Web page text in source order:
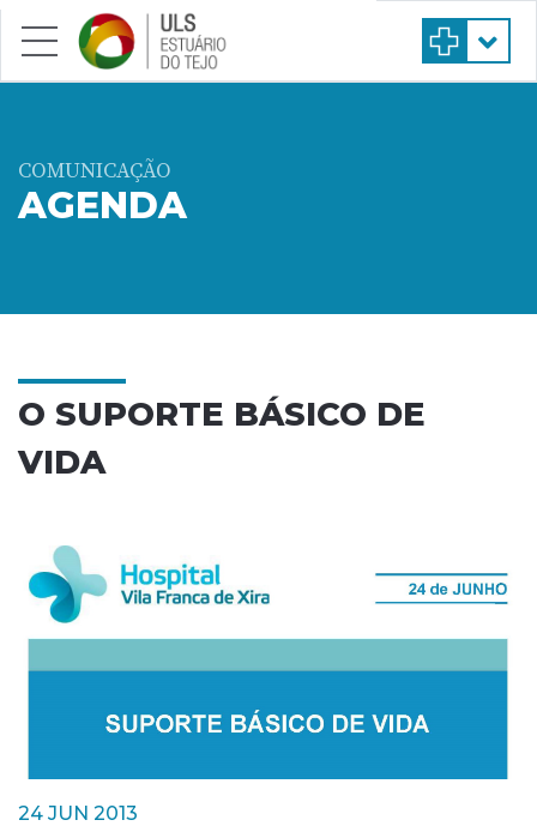
Saltar para conteúdo principal
COMUNICAÇÃO
AGENDA
O SUPORTE BÁSICO DE
VIDA
24 JUN 2013